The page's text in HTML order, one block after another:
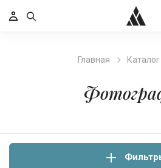
Главная